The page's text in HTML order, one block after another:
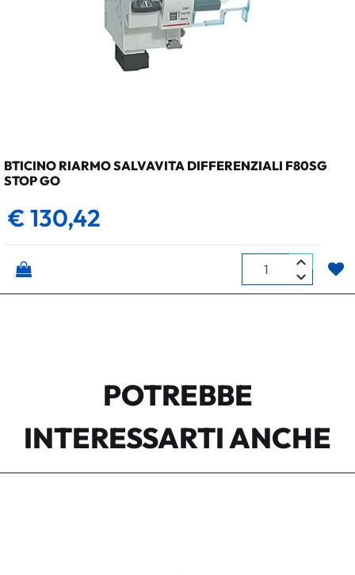
BTICINO RIARMO SALVAVITA DIFFERENZIALI F80SG
STOP GO
€ 130,42
Quantità
POTREBBE
INTERESSARTI ANCHE